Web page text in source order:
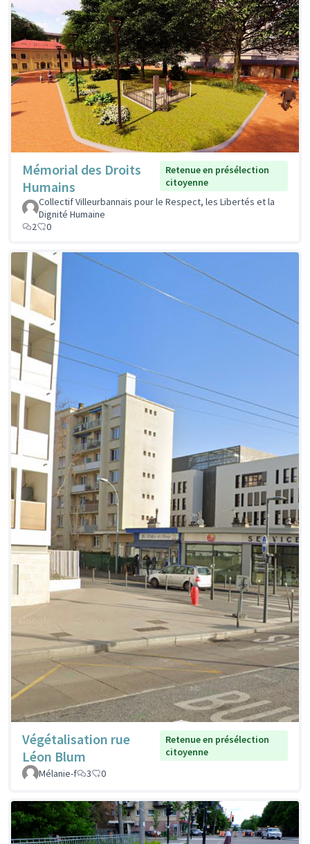
Mémorial des Droits
Humains
Retenue en présélection
citoyenne
Collectif Villeurbannais pour le Respect, les Libertés et la
Dignité Humaine
2
0
Végétalisation rue
Léon Blum
Retenue en présélection
citoyenne
Mélanie-f
3 0